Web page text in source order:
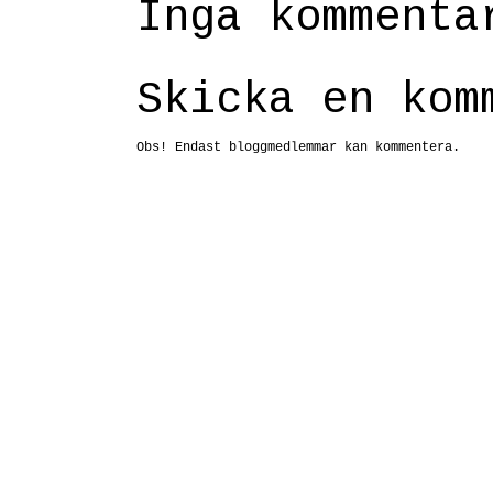
Inga
Skicka en
Obs! Endast bloggmedlemmar kan kommentera.